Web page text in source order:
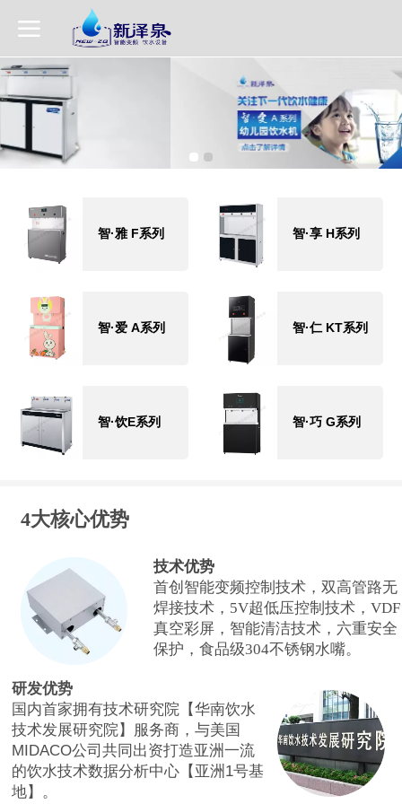
智·雅 F系列 智·享 H系列
智·爱 A系列 智·仁 KT系列
智·饮E系列 智·巧 G系列
4大核心优势
技术优势
首创智能变频控制技术，双高管路无
焊接技术，5V超低压控制技术，VDF
真空彩屏，智能清洁技术，六重安全
保护，食品级304不锈钢水嘴。
研发优势
国内首家拥有技术研究院【华南饮水
技术发展研究院】服务商，与美国
MIDACO公司共同出资打造亚洲一流
的饮水技术数据分析中心【亚洲1号基
地】。